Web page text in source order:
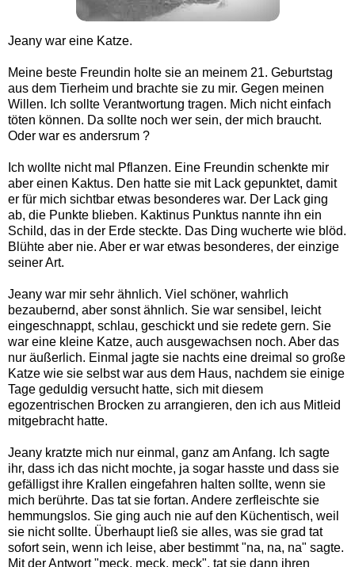
Jeany war eine Katze.
Meine beste Freundin holte sie an meinem 21. Geburtstag
aus dem Tierheim und brachte sie zu mir. Gegen meinen
Willen. Ich sollte Verantwortung tragen. Mich nicht einfach
töten können. Da sollte noch wer sein, der mich braucht.
Oder war es andersrum ?
Ich wollte nicht mal Pflanzen. Eine Freundin schenkte mir
aber einen Kaktus. Den hatte sie mit Lack gepunktet, damit
er für mich sichtbar etwas besonderes war. Der Lack ging
ab, die Punkte blieben. Kaktinus Punktus nannte ihn ein
Schild, das in der Erde steckte. Das Ding wucherte wie blöd.
Blühte aber nie. Aber er war etwas besonderes, der einzige
seiner Art.
Jeany war mir sehr ähnlich. Viel schöner, wahrlich
bezaubernd, aber sonst ähnlich. Sie war sensibel, leicht
eingeschnappt, schlau, geschickt und sie redete gern. Sie
war eine kleine Katze, auch ausgewachsen noch. Aber das
nur äußerlich. Einmal jagte sie nachts eine dreimal so große
Katze wie sie selbst war aus dem Haus, nachdem sie einige
Tage geduldig versucht hatte, sich mit diesem
egozentrischen Brocken zu arrangieren, den ich aus Mitleid
mitgebracht hatte.
Jeany kratzte mich nur einmal, ganz am Anfang. Ich sagte
ihr, dass ich das nicht mochte, ja sogar hasste und dass sie
gefälligst ihre Krallen eingefahren halten sollte, wenn sie
mich berührte. Das tat sie fortan. Andere zerfleischte sie
hemmungslos. Sie ging auch nie auf den Küchentisch, weil
sie nicht sollte. Überhaupt ließ sie alles, was sie grad tat
sofort sein, wenn ich leise, aber bestimmt "na, na, na" sagte.
Mit der Antwort "meck, meck, meck", tat sie dann ihren